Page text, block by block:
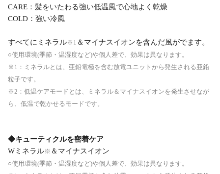
CARE：髪をいたわる強い低温風で心地よく乾燥
COLD：強い冷風
すべてにミネラル※1 ＆マイナスイオンを含んだ風がでます。
○使用環境(季節・温湿度など)や個人差で、効果は異なります。
※1：ミネラルとは、亜鉛電極を含む放電ユニットから発生される亜鉛
粒子です。
※2：低温ケアモードとは、ミネラル＆マイナスイオンを発生させなが
ら、低温で乾かせるモードです。
◆キューティクルを密着ケア
Wミネラル※ ＆マイナスイオン
○使用環境(季節・温湿度など)や個人差で、効果は異なります。